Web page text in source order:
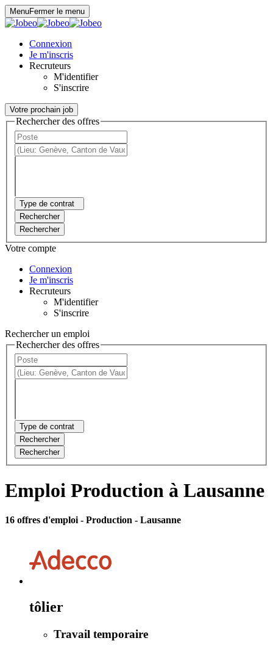
MenuFermer le menu
Connexion
Je m'inscris
Recruteurs
M'identifier
S'inscrire
Votre prochain job
Rechercher des offres
Type de contrat
Rechercher
Rechercher
Votre compte
Connexion
Je m'inscris
Recruteurs
M'identifier
S'inscrire
Rechercher un emploi
Rechercher des offres
Type de contrat
Rechercher
Rechercher
Emploi Production à Lausanne
16 offres d'emploi - Production - Lausanne
tôlier
Travail temporaire
Panneau de gestion des cookies